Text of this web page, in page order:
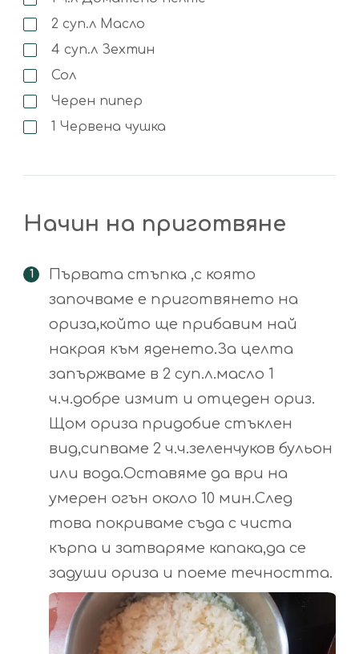
2 суп.л Масло
4 суп.л Зехтин
Сол
Черен пипер
1 Червена чушка
Начин на приготвяне
Първата стъпка ,с която
започваме е приготвянето на
ориза,който ще прибавим най
накрая към яденето.За целта
запържваме в 2 суп.л.масло 1
ч.ч.добре измит и отцеден ориз.
Щом ориза придобие стъклен
вид,сипваме 2 ч.ч.зеленчуков бульон
или вода.Оставяме да ври на
умерен огън около 10 мин.След
това покриваме съда с чиста
кърпа и затваряме капака,да се
задуши ориза и поеме течността.